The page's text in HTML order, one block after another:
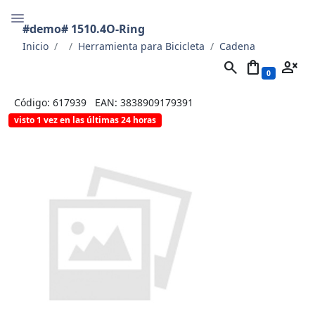
#demo# 1510.4O-Ring
Inicio Herramienta para Bicicleta Cadena
search shopping_bag 0 person_cancel
Código: 617939 EAN: 3838909179391
visto 1 vez en las últimas 24 horas